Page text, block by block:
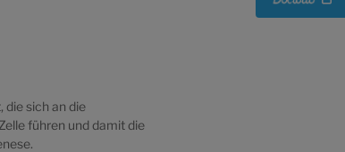
sich an die
führen und damit die